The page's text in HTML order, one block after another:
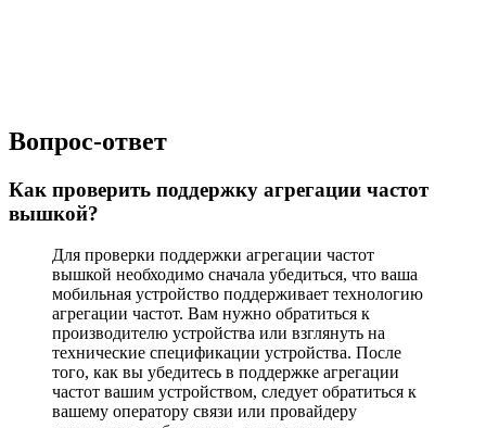
Вопрос-ответ
Как проверить поддержку агрегации частот
вышкой?
Для проверки поддержки агрегации частот
вышкой необходимо сначала убедиться, что ваша
мобильная устройство поддерживает технологию
агрегации частот. Вам нужно обратиться к
производителю устройства или взглянуть на
технические спецификации устройства. После
того, как вы убедитесь в поддержке агрегации
частот вашим устройством, следует обратиться к
вашему оператору связи или провайдеру